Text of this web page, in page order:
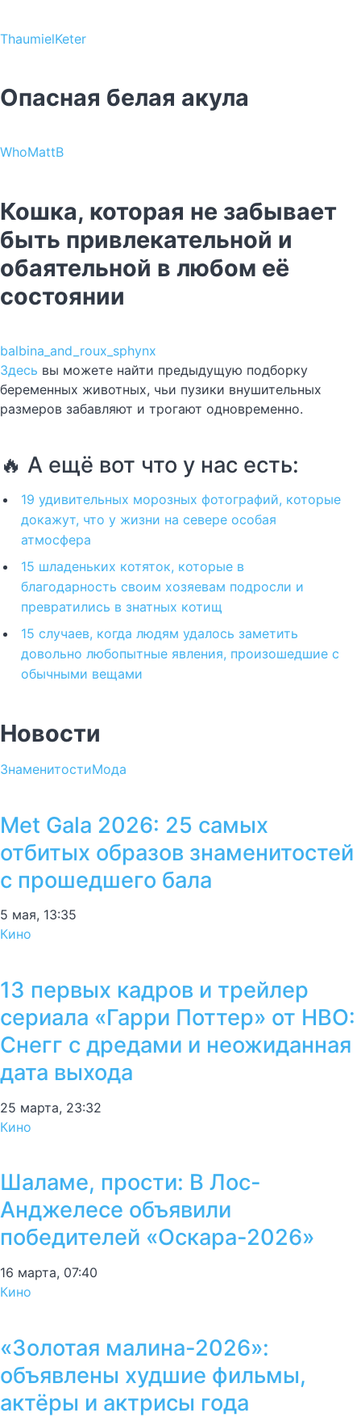
ThaumielKeter
Опасная белая акула
WhoMattB
Кошка, которая не забывает
быть привлекательной и
обаятельной в любом её
состоянии
balbina_and_roux_sphynx
Здесь вы можете найти предыдущую подборку
беременных животных, чьи пузики внушительных
размеров забавляют и трогают одновременно.
🔥 А ещё вот что у нас есть:
19 удивительных морозных фотографий, которые
докажут, что у жизни на севере особая
атмосфера
15 шладеньких котяток, которые в
благодарность своим хозяевам подросли и
превратились в знатных котищ
15 случаев, когда людям удалось заметить
довольно любопытные явления, произошедшие с
обычными вещами
Новости
ЗнаменитостиМода
Met Gala 2026: 25 самых
отбитых образов знаменитостей
с прошедшего бала
5 мая, 13:35
Кино
13 первых кадров и трейлер
сериала «Гарри Поттер» от HBO:
Снегг с дредами и неожиданная
дата выхода
25 марта, 23:32
Кино
Шаламе, прости: В Лос-
Анджелесе объявили
победителей «Оскара-2026»
16 марта, 07:40
Кино
«Золотая малина-2026»:
объявлены худшие фильмы,
актёры и актрисы года